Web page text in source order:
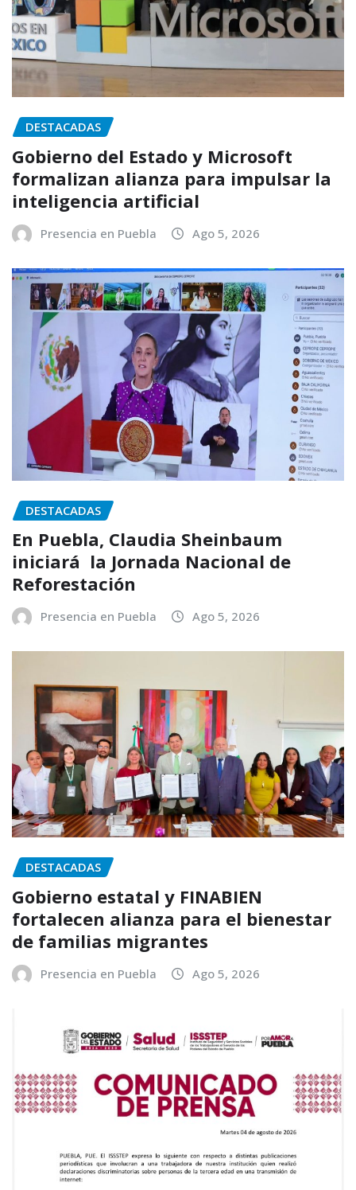
DESTACADAS
Gobierno del Estado y Microsoft
formalizan alianza para impulsar la
inteligencia artificial
Presencia en Puebla Ago 5, 2026
DESTACADAS
En Puebla, Claudia Sheinbaum
iniciará la Jornada Nacional de
Reforestación
Presencia en Puebla Ago 5, 2026
DESTACADAS
Gobierno estatal y FINABIEN
fortalecen alianza para el bienestar
de familias migrantes
Presencia en Puebla Ago 5, 2026